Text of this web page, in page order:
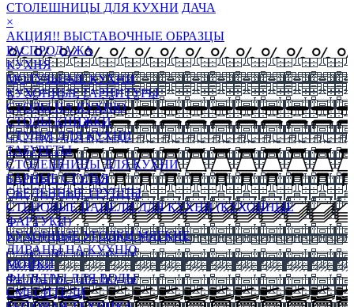
СТОЛЕШНИЦЫ ДЛЯ КУХНИ ДАЧА
×
АКЦИЯ!! ВЫСТАВОЧНЫЕ ОБРАЗЦЫ
РАСПРОДАЖА
КУХНЯ
МОДУЛЬНЫЕ КУХНИ
КУХОННЫЕ ГАРНИТУРЫ
СТОЛЫ НА КУХНЮ
СТОЛЫ КНИЖКИ
СТУЛЬЯ ДЛЯ КУХНИ
ТАБУРЕТЫ
СТОЛЕШНИЦЫ ДЛЯ КУХНИ
БАРНЫЕ СТУЛЬЯ
ОБЕДЕННЫЕ ГРУППЫ
СТЕНОВЫЕ ПАНЕЛИ ДЛЯ КУХНИ (КУХОННЫЕ
ФАРТУКИ)
КУХОННЫЕ УГОЛКИ МЯГКИЕ
ДИВАНЫ НА КУХНЮ
МОЙКИ
ФИЛЬТРЫ ДЛЯ ВОДЫ
СМЕСИТЕЛИ